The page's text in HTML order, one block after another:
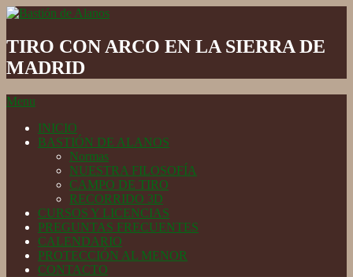
Skip
content
de
Alanos
TIRO CON ARCO EN LA SIERRA DE
MADRID
Secondary
Menu
Menu
INICIO
BASTIÓN DE ALANOS
Normas
NUESTRA FILOSOFÍA
CAMPO DE TIRO
RECORRIDO 3D
CURSOS Y LICENCIAS
PREGUNTAS FRECUENTES
CALENDARIO
PROTECCIÓN AL MENOR
CONTACTO